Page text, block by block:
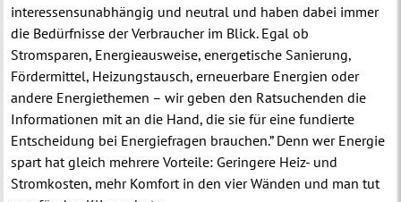
interessensunabhängig und neutral und haben dabei immer
die Bedürfnisse der Verbraucher im Blick. Egal ob
Stromsparen, Energieausweise, energetische Sanierung,
Fördermittel, Heizungstausch, erneuerbare Energien oder
andere Energiethemen – wir geben den Ratsuchenden die
Informationen mit an die Hand, die sie für eine fundierte
Entscheidung bei Energiefragen brauchen.” Denn wer Energie
spart hat gleich mehrere Vorteile: Geringere Heiz- und
Stromkosten, mehr Komfort in den vier Wänden und man tut